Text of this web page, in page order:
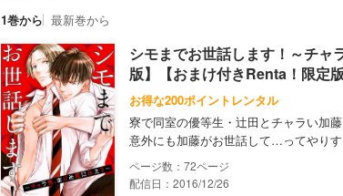
1巻から 最新巻から
シモまでお世話します！～チャ
版】【おまけ付きRenta！限定版
お得な200ポイントレンタル
寮で同室の優等生・辻田とチャラい加
意外にも加藤がお世話して…ってやりす
72
配信日：2016/12/26